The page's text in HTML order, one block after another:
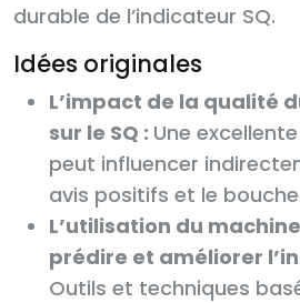
durable de l’indicateur SQ.
Idées originales
L’impact de la qualité
sur le SQ : Une
peut influencer
avis positifs et le
L’utilisation du
prédire et améliorer
Outils et techniques